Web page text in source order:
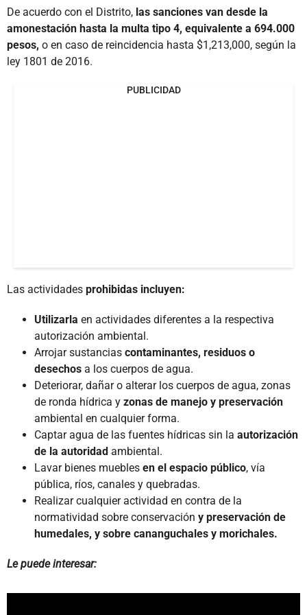
De acuerdo con el Distrito, las sanciones van desde la
amonestación hasta la multa tipo 4, equivalente a 694.000
pesos, o en caso de reincidencia hasta $1,213,000, según la
ley 1801 de 2016.
PUBLICIDAD
Las actividades prohibidas incluyen:
Utilizarla en actividades diferentes a la respectiva
autorización ambiental.
Arrojar sustancias contaminantes, residuos o
desechos a los cuerpos de agua.
Deteriorar, dañar o alterar los cuerpos de agua, zonas
de ronda hídrica y zonas de manejo y preservación
ambiental en cualquier forma.
Captar agua de las fuentes hídricas sin la autorización
de la autoridad ambiental.
Lavar bienes muebles en el espacio público, vía
pública, ríos, canales y quebradas.
Realizar cualquier actividad en contra de la
normatividad sobre conservación y preservación de
humedales, y sobre cananguchales y morichales.
Le puede interesar: